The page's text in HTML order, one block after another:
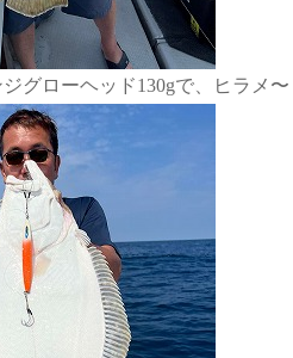
グローヘッド130gで、ヒラメ〜